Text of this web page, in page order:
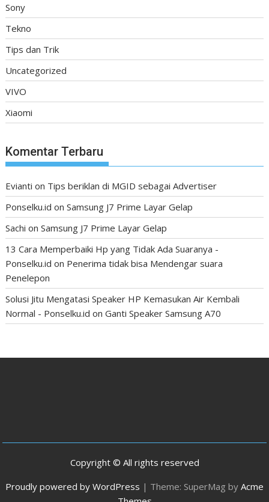
Sony
Tekno
Tips dan Trik
Uncategorized
VIVO
Xiaomi
Komentar Terbaru
Evianti on Tips beriklan di MGID sebagai Advertiser
Ponselku.id onSamsung J7 Prime Layar Gelap
Sachi onSamsung J7 Prime Layar Gelap
13 Cara Memperbaiki Hp yang Tidak Ada Suaranya -
Ponselku.id on Penerima tidak bisa Mendengar suara
Penelepon
Solusi Jitu Mengatasi Speaker HP Kemasukan Air Kembali
Normal - Ponselku.id onGanti Speaker Samsung A70
Copyright © All rights reserved
Proudly powered by WordPress | Theme: SuperMag by Acme